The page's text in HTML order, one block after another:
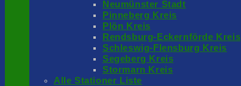
Neumünster Stadt
Pinneberg Kreis
Plön Kreis
Rendsburg-Eckernförde Kreis
Schleswig-Flensburg Kreis
Segeberg Kreis
Stormarn Kreis
Alle Stationer Liste